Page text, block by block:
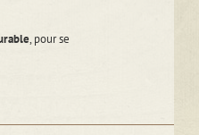
, pour se